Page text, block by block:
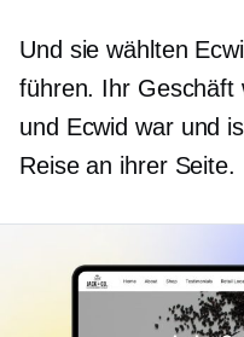
Und sie wählten
führen. Ihr Geschäft
und Ecwid war und
Reise an ihrer Seite.